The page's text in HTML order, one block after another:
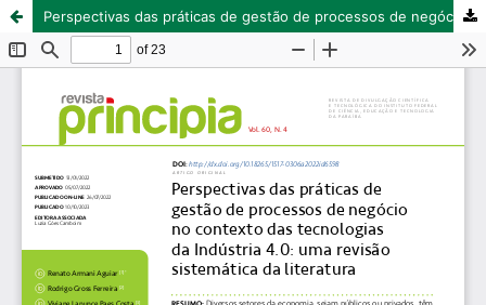
Perspectivas das práticas de gestão de processos de negócio no contexto das tecnologias da Indústria 4.0: uma revisão sistemática da literatura